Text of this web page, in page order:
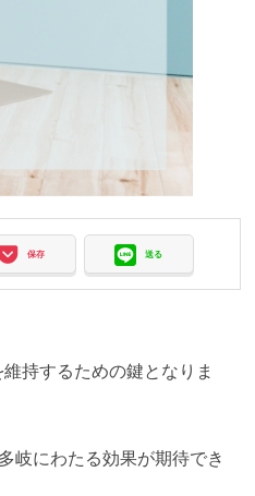
保存 送る
持するための鍵となりま
岐にわたる効果が期待でき